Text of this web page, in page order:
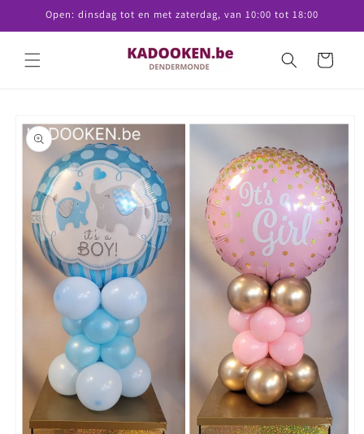
naar de
content
Open: dinsdag tot en met zaterdag, van 10:00 tot 18:00
Winkelwagen
direct naar